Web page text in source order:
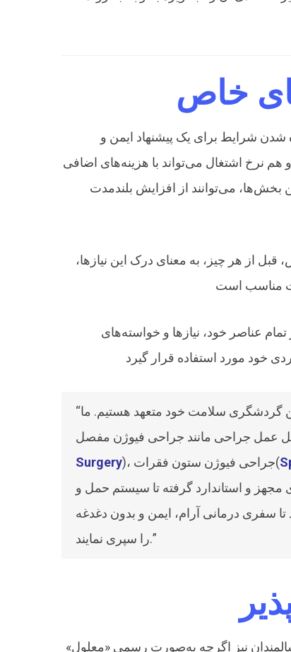
خاص
شرایط برای یک پیشنهاد ایمن و
نرخ اشتغال می‌تواند با هزینه‌های اضافی
بخش‌ها، می‌توانند از افزایش بلندمدت
از هر چیز، به معنای درک این نیازها،
عناصر خود، نیازها و خواسته‌های
گردشگری سلامت خود متعهد هستیم. ما
Surgery
)، جراحی فیوژن ستون فقرات(
مجهز و استاندارد گرفته تا سیستم حمل و
سفری درمانی آرام، ایمن و بدون دغدغه
را سپری نمایند.”
از جمعیت دنیا). بسیاری از سالمندان نیز اگرچه به‌صورت رسمی «معلول»